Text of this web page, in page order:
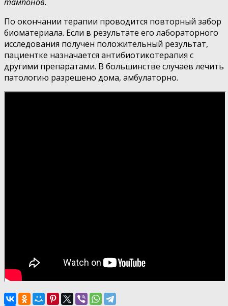
По окончании терапии проводится повторный забор
биоматериала. Если в результате его лабораторного
исследования получен положительный результат,
пациентке назначается антибиотикотерапия с
другими препаратами. В большинстве случаев лечить
патологию разрешено дома, амбулаторно.